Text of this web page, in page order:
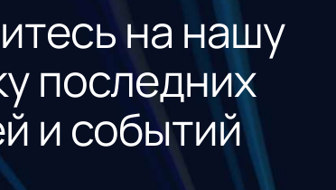
на нашу
последних
и событий